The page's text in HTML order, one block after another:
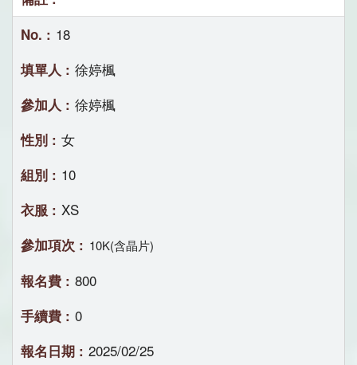
18
徐婷楓
徐婷楓
女
10
XS
10K(含晶片)
800
0
2025/02/25